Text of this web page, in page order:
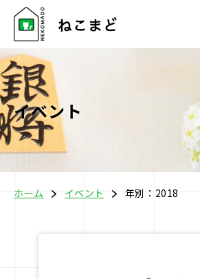
ホーム
将棋教室
イベント
ホーム イベント 年別：2018